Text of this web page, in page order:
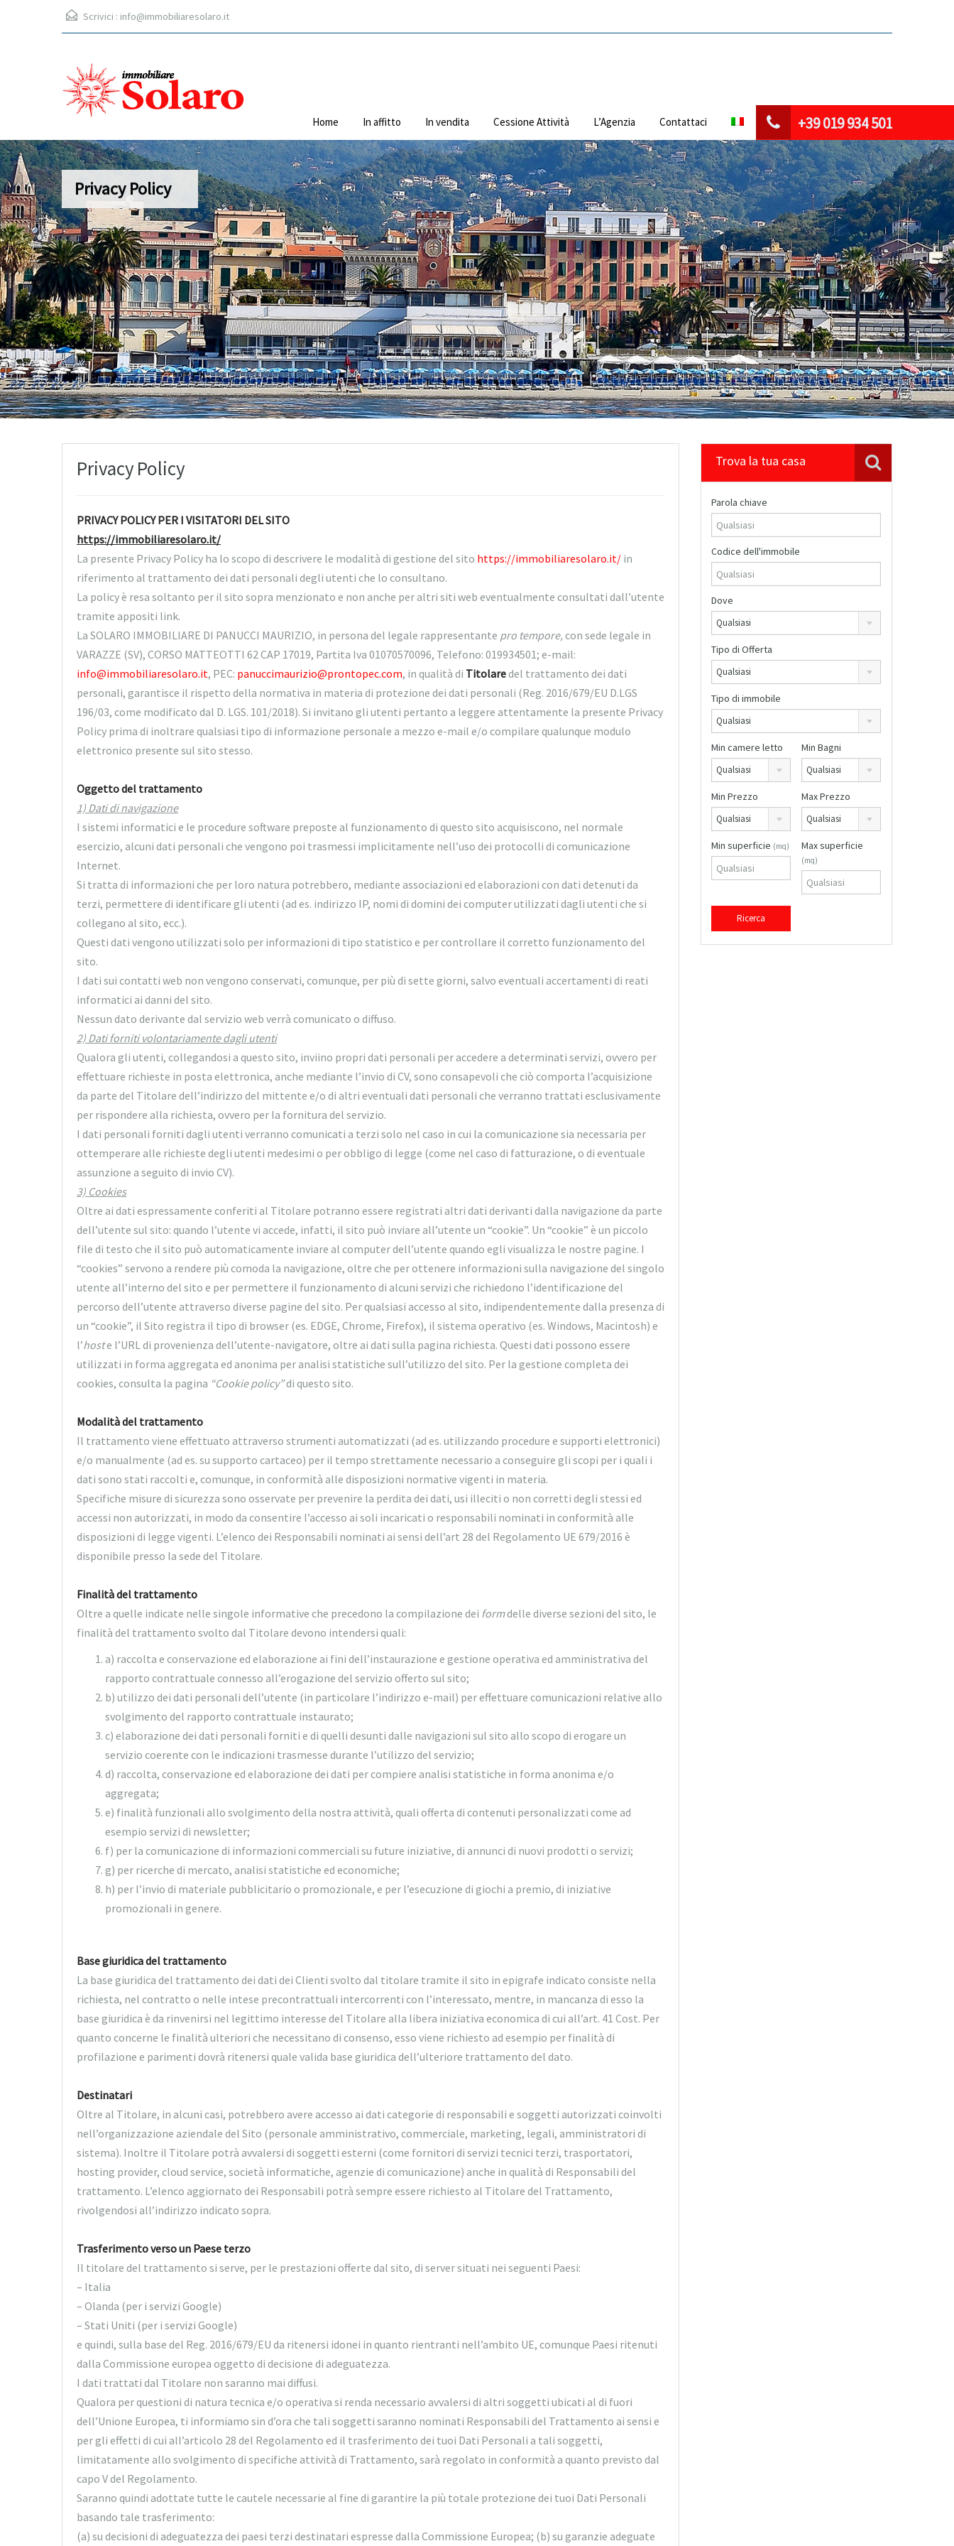
Scrivici : info@immobiliaresolaro.it
+39 019 934 501
Home In affitto In vendita Cessione Attività L’Agenzia Contattaci
Privacy Policy
Privacy Policy
PRIVACY POLICY PER I VISITATORI DEL SITO
https://immobiliaresolaro.it/
La presente Privacy Policy ha lo scopo di descrivere le modalità di gestione del sito https://immobiliaresolaro.it/ in
riferimento al trattamento dei dati personali degli utenti che lo consultano.
La policy è resa soltanto per il sito sopra menzionato e non anche per altri siti web eventualmente consultati dall’utente
tramite appositi link.
La SOLARO IMMOBILIARE DI PANUCCI MAURIZIO, in persona del legale rappresentante pro tempore,con sede legale in
VARAZZE (SV), CORSO MATTEOTTI 62 CAP 17019, Partita Iva 01070570096, Telefono: 019934501; e-mail:
info@immobiliaresolaro.it, PEC: panuccimaurizio@prontopec.com, in qualità di Titolaredel trattamento dei dati
personali, garantisce il rispetto della normativa in materia di protezione dei dati personali (Reg. 2016/679/EU D.LGS
196/03, come modificato dal D. LGS. 101/2018). Si invitano gli utenti pertanto a leggere attentamente la presente Privacy
Policy prima di inoltrare qualsiasi tipo di informazione personale a mezzo e-mail e/o compilare qualunque modulo
elettronico presente sul sito stesso.
Oggetto del trattamento
1) Dati di navigazione
I sistemi informatici e le procedure software preposte al funzionamento di questo sito acquisiscono, nel normale
esercizio, alcuni dati personali che vengono poi trasmessi implicitamente nell’uso dei protocolli di comunicazione
Internet.
Si tratta di informazioni che per loro natura potrebbero, mediante associazioni ed elaborazioni con dati detenuti da
terzi, permettere di identificare gli utenti (ad es. indirizzo IP, nomi di domini dei computer utilizzati dagli utenti che si
collegano al sito, ecc.).
Questi dati vengono utilizzati solo per informazioni di tipo statistico e per controllare il corretto funzionamento del
sito.
I dati sui contatti web non vengono conservati, comunque, per più di sette giorni, salvo eventuali accertamenti di reati
informatici ai danni del sito.
Nessun dato derivante dal servizio web verrà comunicato o diffuso.
2) Dati forniti volontariamente dagli utenti
Qualora gli utenti, collegandosi a questo sito, inviino propri dati personali per accedere a determinati servizi, ovvero per
effettuare richieste in posta elettronica, anche mediante l’invio di CV, sono consapevoli che ciò comporta l’acquisizione
da parte del Titolare dell’indirizzo del mittente e/o di altri eventuali dati personali che verranno trattati esclusivamente
per rispondere alla richiesta, ovvero per la fornitura del servizio.
I dati personali forniti dagli utenti verranno comunicati a terzi solo nel caso in cui la comunicazione sia necessaria per
ottemperare alle richieste degli utenti medesimi o per obbligo di legge (come nel caso di fatturazione, o di eventuale
assunzione a seguito di invio CV).
3) Cookies
Oltre ai dati espressamente conferiti al Titolare potranno essere registrati altri dati derivanti dalla navigazione da parte
dell’utente sul sito: quando l’utente vi accede, infatti, il sito può inviare all’utente un “cookie”. Un “cookie” è un piccolo
file di testo che il sito può automaticamente inviare al computer dell’utente quando egli visualizza le nostre pagine. I
“cookies” servono a rendere più comoda la navigazione, oltre che per ottenere informazioni sulla navigazione del singolo
utente all’interno del sito e per permettere il funzionamento di alcuni servizi che richiedono l’identificazione del
percorso dell’utente attraverso diverse pagine del sito. Per qualsiasi accesso al sito, indipendentemente dalla presenza di
un “cookie”, il Sito registra il tipo di browser (es. EDGE, Chrome, Firefox), il sistema operativo (es. Windows, Macintosh) e
l’hoste l’URL di provenienza dell’utente-navigatore, oltre ai dati sulla pagina richiesta. Questi dati possono essere
utilizzati in forma aggregata ed anonima per analisi statistiche sull’utilizzo del sito. Per la gestione completa dei
cookies, consulta la pagina “Cookie policy”di questo sito.
Modalità del trattamento
Il trattamento viene effettuato attraverso strumenti automatizzati (ad es. utilizzando procedure e supporti elettronici)
e/o manualmente (ad es. su supporto cartaceo) per il tempo strettamente necessario a conseguire gli scopi per i quali i
dati sono stati raccolti e, comunque, in conformità alle disposizioni normative vigenti in materia.
Specifiche misure di sicurezza sono osservate per prevenire la perdita dei dati, usi illeciti o non corretti degli stessi ed
accessi non autorizzati, in modo da consentire l’accesso ai soli incaricati o responsabili nominati in conformità alle
disposizioni di legge vigenti. L’elenco dei Responsabili nominati ai sensi dell’art 28 del Regolamento UE 679/2016 è
disponibile presso la sede del Titolare.
Finalità del trattamento
Oltre a quelle indicate nelle singole informative che precedono la compilazione dei formdelle diverse sezioni del sito, le
finalità del trattamento svolto dal Titolare devono intendersi quali:
a) raccolta e conservazione ed elaborazione ai fini dell’instaurazione e gestione operativa ed amministrativa del
rapporto contrattuale connesso all’erogazione del servizio offerto sul sito;
b) utilizzo dei dati personali dell’utente (in particolare l’indirizzo e-mail) per effettuare comunicazioni relative allo
svolgimento del rapporto contrattuale instaurato;
c) elaborazione dei dati personali forniti e di quelli desunti dalle navigazioni sul sito allo scopo di erogare un
servizio coerente con le indicazioni trasmesse durante l’utilizzo del servizio;
d) raccolta, conservazione ed elaborazione dei dati per compiere analisi statistiche in forma anonima e/o
aggregata;
e) finalità funzionali allo svolgimento della nostra attività, quali offerta di contenuti personalizzati come ad
esempio servizi di newsletter;
f) per la comunicazione di informazioni commerciali su future iniziative, di annunci di nuovi prodotti o servizi;
g) per ricerche di mercato, analisi statistiche ed economiche;
h) per l’invio di materiale pubblicitario o promozionale, e per l’esecuzione di giochi a premio, di iniziative
promozionali in genere.
Base giuridica del trattamento
La base giuridica del trattamento dei dati dei Clienti svolto dal titolare tramite il sito in epigrafe indicato consiste nella
richiesta, nel contratto o nelle intese precontrattuali intercorrenti con l’interessato, mentre, in mancanza di esso la
base giuridica è da rinvenirsi nel legittimo interesse del Titolare alla libera iniziativa economica di cui all’art. 41 Cost. Per
quanto concerne le finalità ulteriori che necessitano di consenso, esso viene richiesto ad esempio per finalità di
profilazione e parimenti dovrà ritenersi quale valida base giuridica dell’ulteriore trattamento del dato.
Destinatari
Oltre al Titolare, in alcuni casi, potrebbero avere accesso ai dati categorie di responsabili e soggetti autorizzati coinvolti
nell’organizzazione aziendale del Sito (personale amministrativo, commerciale, marketing, legali, amministratori di
sistema). Inoltre il Titolare potrà avvalersi di soggetti esterni (come fornitori di servizi tecnici terzi, trasportatori,
hosting provider, cloud service, società informatiche, agenzie di comunicazione) anche in qualità di Responsabili del
trattamento. L’elenco aggiornato dei Responsabili potrà sempre essere richiesto al Titolare del Trattamento,
rivolgendosi all’indirizzo indicato sopra.
Trasferimento verso un Paese terzo
Il titolare del trattamento si serve, per le prestazioni offerte dal sito, di server situati nei seguenti Paesi:
– Italia
– Olanda (per i servizi Google)
– Stati Uniti (per i servizi Google)
e quindi, sulla base del Reg. 2016/679/EU da ritenersi idonei in quanto rientranti nell’ambito UE, comunque Paesi ritenuti
dalla Commissione europea oggetto di decisione di adeguatezza.
I dati trattati dal Titolare non saranno mai diffusi.
Qualora per questioni di natura tecnica e/o operativa si renda necessario avvalersi di altri soggetti ubicati al di fuori
dell’Unione Europea, ti informiamo sin d’ora che tali soggetti saranno nominati Responsabili del Trattamento ai sensi e
per gli effetti di cui all’articolo 28 del Regolamento ed il trasferimento dei tuoi Dati Personali a tali soggetti,
limitatamente allo svolgimento di specifiche attività di Trattamento, sarà regolato in conformità a quanto previsto dal
capo V del Regolamento.
Saranno quindi adottate tutte le cautele necessarie al fine di garantire la più totale protezione dei tuoi Dati Personali
basando tale trasferimento:
(a) su decisioni di adeguatezza dei paesi terzi destinatari espresse dalla Commissione Europea; (b) su garanzie adeguate
Trova la tua casa
Parola chiave
Codice dell'immobile
Dove
Qualsiasi
Tipo di Offerta
Qualsiasi
Tipo di immobile
Qualsiasi
Min camere letto
Qualsiasi
Min Bagni
Qualsiasi
Min Prezzo
Qualsiasi
Max Prezzo
Qualsiasi
Min superficie (mq) Max superficie
(mq)